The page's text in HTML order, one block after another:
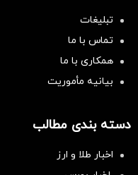
تبلیغات
تماس با ما
همکاری با ما
بیانیه مأموریت
دسته بندی مطالب
اخبار طلا و ارز